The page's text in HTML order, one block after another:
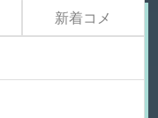
新着コメ